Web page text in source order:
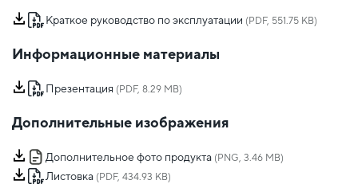
Краткое руководство по эксплуатации (PDF, 551.75 KB)
Информационные материалы
Презентация (PDF, 8.29 MB)
Дополнительные изображения
Дополнительное фото продукта (PNG, 3.46 MB)
Листовка (PDF, 434.93 KB)